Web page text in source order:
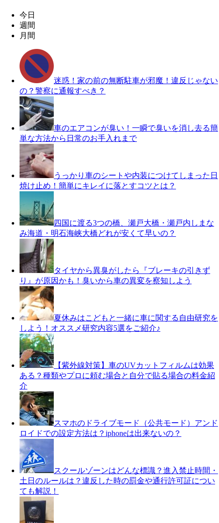
今日
週間
月間
迷惑！家の前の無断駐車が邪魔！違反じゃない
の？警察に通報すべき？
車のエアコンが臭い！一瞬で臭いを消し去る簡
単な方法から日常のお手入れまで
うっかり車のシートや内装につけてしまった日
焼け止め！簡単にキレイに落とすコツとは？
四国に渡る3つの橋、瀬戸大橋・瀬戸内しまな
み海道・明石海峡大橋どれが安くて早いの？
タイヤから異臭がしたら『ブレーキの引きず
り』が原因かも！臭いから車の異変を察知しよう
夏休みはこどもと一緒に車に関する自由研究を
しよう！オススメ研究内容5選をご紹介♪
【紫外線対策】車のUVカットフィルムは効果
ある？種類やプロに頼む場合と自分で貼る場合の料金紹
介
スマホのドライブモード（公共モード）アンド
ロイドでの設定方法は？iphoneは出来ないの？
スクールゾーンはどんな標識？進入禁止時間・
土日のルールは？違反した時の罰金や通行許可証につい
ても解説！